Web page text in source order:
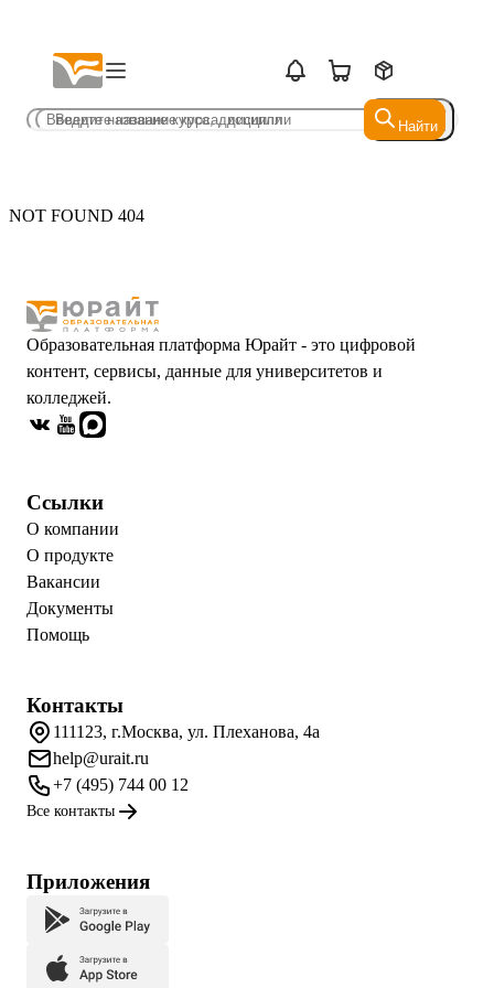
Найти
Найти
NOT FOUND 404
Образовательная платформа Юрайт - это цифровой
контент, сервисы, данные для университетов и
колледжей.
Ссылки
О компании
О продукте
Вакансии
Документы
Помощь
Контакты
111123, г.Москва, ул. Плеханова, 4а
help@urait.ru
+7 (495) 744 00 12
Все контакты
Приложения